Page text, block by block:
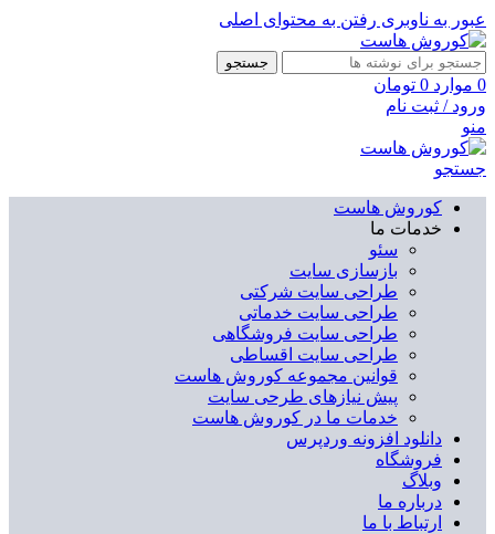
عبور به ناوبری رفتن به محتوای اصلی
جستجو
0 موارد 0 تومان
ورود / ثبت نام
منو
جستجو
کوروش هاست
خدمات ما
سئو
بازسازی سایت
طراحی سایت شرکتی
طراحی سایت خدماتی
طراحی سایت فروشگاهی
طراحی سایت اقساطی
قوانین مجموعه کوروش هاست
پیش نیازهای طرحی سایت
خدمات ما در کوروش هاست
دانلود افزونه وردپرس
فروشگاه
وبلاگ
درباره ما
ارتباط با ما